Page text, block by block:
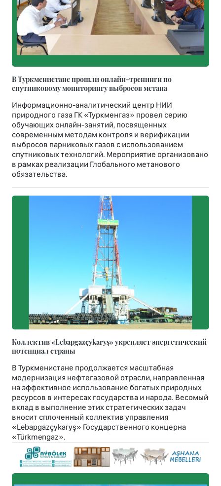
В Туркменистане прошли онлайн-тренинги по
спутниковому мониторингу выбросов метана
Информационно-аналитический центр НИИ
природного газа ГК «Туркменгаз» провел серию
обучающих онлайн-занятий, посвященных
современным методам контроля и верификации
выбросов парниковых газов с использованием
спутниковых технологий. Мероприятие организовано
в рамках реализации Глобального метанового
обязательства.
Коллектив «Lebapgazçykaryş» укрепляет энергетический
потенциал страны
В Туркменистане продолжается масштабная
модернизация нефтегазовой отрасли, направленная
на эффективное использование богатых природных
ресурсов в интересах государства и народа. Весомый
вклад в выполнение этих стратегических задач
вносит сплоченный коллектив управления
«Lebapgazçykaryş» Государственного концерна
«Türkmengaz».